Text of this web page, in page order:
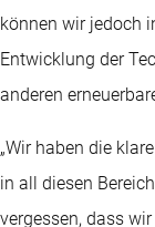
können wir jedoch
Entwicklung der
anderen
„Wir haben die
in all diesen
vergessen, dass